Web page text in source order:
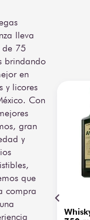
**Sujeto a
lleva
de 75
brindando
en
y licores
Con
gran
y
que
compra